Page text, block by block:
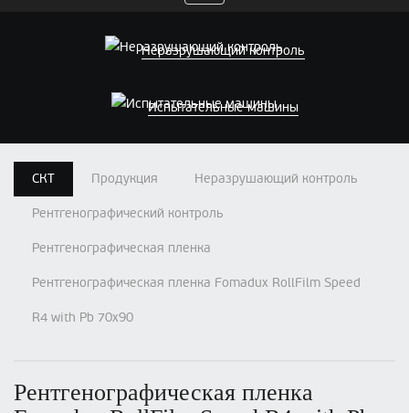
навигацию
Неразрушающий контроль
Испытательные машины
СКТ Продукция Неразрушающий контроль
Рентгенографический контроль
Рентгенографическая пленка
Рентгенографическая пленка Fomadux RollFilm Speed
R4 with Pb 70х90
Рентгенографическая пленка